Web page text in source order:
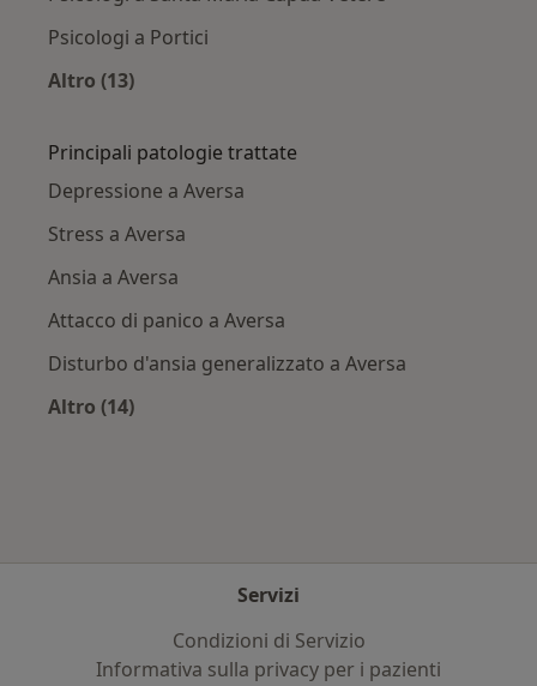
Psicologi a Portici
Altro (13)
Principali patologie trattate
Depressione a Aversa
Stress a Aversa
Ansia a Aversa
Attacco di panico a Aversa
Disturbo d'ansia generalizzato a Aversa
Altro (14)
Servizi
Condizioni di Servizio
Informativa sulla privacy per i pazienti